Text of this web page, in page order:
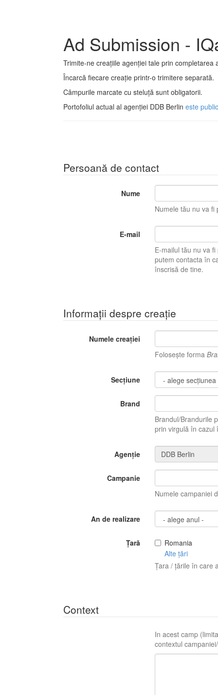
Ad Submission -
Trimite-ne creațiile agenției tale prin completarea
Încarcă fiecare creație printr-o trimitere separată.
Câmpurile marcate cu steluță sunt obligatorii.
Portofoliul actual al agenției DDB Berlin este
Persoană de contact
Nume
Numele tău nu va fi
E-mail
E-mailul tău nu va fi
putem contacta în
înscrisă de tine.
Informații despre creație
Numele creației
Folosește forma
Secțiune
Brand
Brandul/Brandurile
prin virgulă în
Agenție
Campanie
Numele campaniei
An de realizare
Țară
Romania
Alte țări
Țara / țările în care
Context
In acest camp
contextul